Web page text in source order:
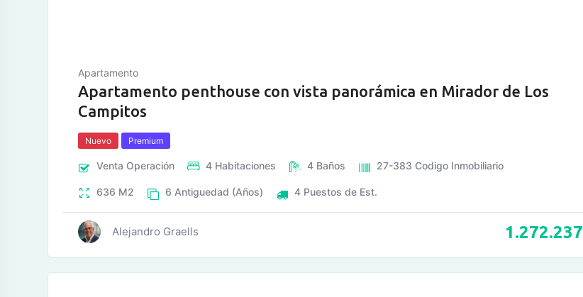
Apartamento
Apartamento penthouse con vista panorámica en Mirador de Los
Campitos
Nuevo Premium
Venta Operación 4 Habitaciones 4 Baños 27-383 Codigo Inmobiliario
636 M2 6 Antiguedad (Años) 4 Puestos de Est.
Alejandro Graells 1.272.237